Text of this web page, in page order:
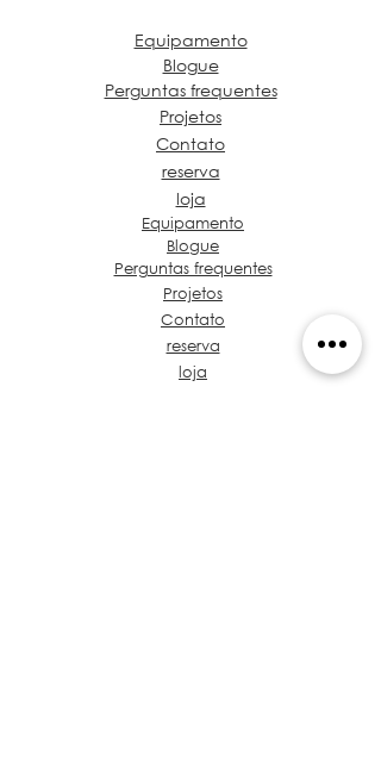
Equipamento
Blogue
Perguntas frequentes
Projetos
Contato
reserva
loja
Equipamento
Blogue
Perguntas frequentes
Projetos
Contato
reserva
loja